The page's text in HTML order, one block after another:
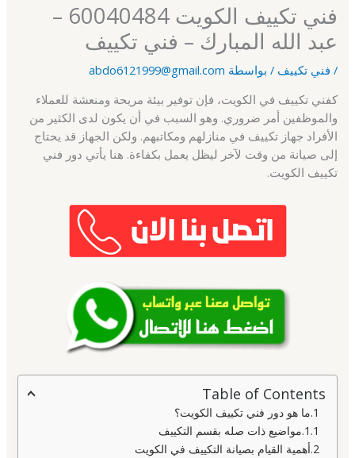
فني تكييف الكويت 60040484 –
عبد الله المبارك – فني تكييف
/ فني تكييف / بواسطة abdo6121999@gmail.com
كفني تكييف في الكويت، فإن توفير بيئة مريحة ومنعشة للعملاء
والموظفين أمر ضروري. وهو السبب في أن يكون لدى الكثير من
الأفراد جهاز تكييف في منازلهم ومكاتبهم. ولكن الجهاز قد يحتاج
إلى صيانة من وقت لآخر ليظل يعمل بكفاءة. هنا يأتي دور فني
تكييف الكويت.
Table of Contents
ما هو دور فني تكييف الكويت؟
مواضيع ذات صله بقسم التكييف
أهمية القيام بصيانة التكييف في الكويت